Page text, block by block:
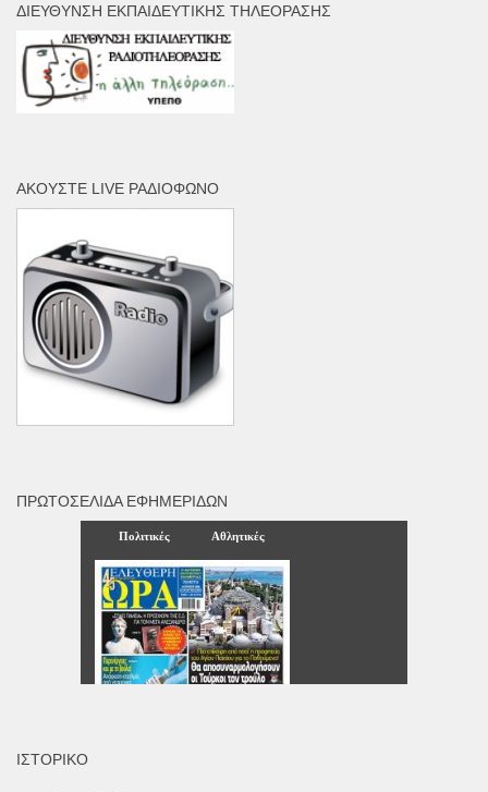
ΔΙΕΎΘΥΝΣΗ ΕΚΠΑΙΔΕΥΤΙΚΉΣ ΤΗΛΕΌΡΑΣΗΣ
ΑΚΟΎΣΤΕ LIVE ΡΑΔΙΌΦΩΝΟ
ΠΡΩΤΟΣΈΛΙΔΑ ΕΦΗΜΕΡΊΔΩΝ
ΙΣΤΟΡΙΚΌ